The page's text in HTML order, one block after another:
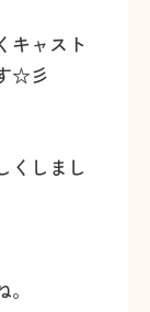
キャスト
☆彡
くしまし